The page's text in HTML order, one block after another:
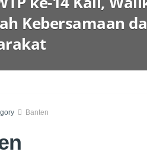
Kebersamaan
Banten